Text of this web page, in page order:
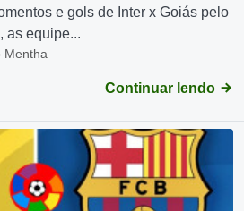
e gols de Inter x Goiás pelo
as equipe...
Mentha
Continuar lendo